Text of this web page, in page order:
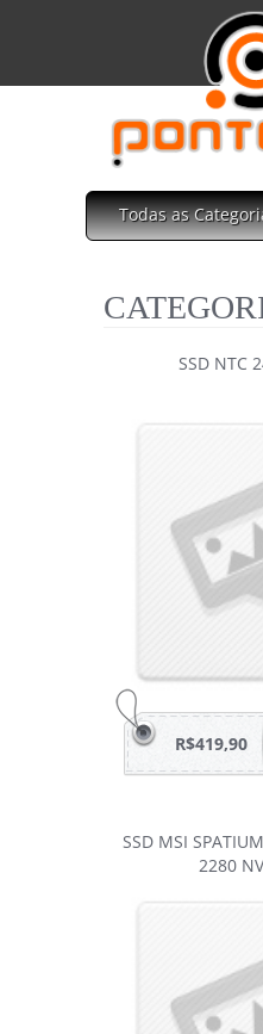
Todas as
SSD NTC
R$419,90
SSD MSI
2280